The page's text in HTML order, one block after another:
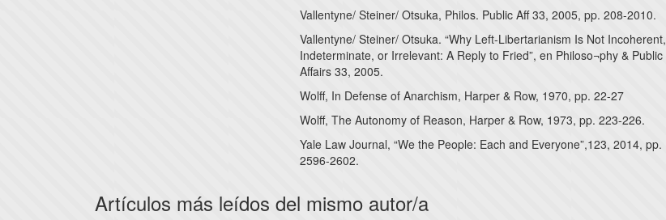
Vallentyne/ Steiner/ Otsuka, Philos. Public Aff 33, 2005, pp. 208-2010.
Vallentyne/ Steiner/ Otsuka. “Why Left-Libertarianism Is Not Incoherent,
Indeterminate, or Irrelevant: A Reply to Fried”, en Philoso¬phy & Public
Affairs 33, 2005.
Wolff, In Defense of Anarchism, Harper & Row, 1970, pp. 22-27
Wolff, The Autonomy of Reason, Harper & Row, 1973, pp. 223-226.
Yale Law Journal, “We the People: Each and Everyone”,123, 2014, pp.
2596-2602.
Artículos más leídos del mismo autor/a